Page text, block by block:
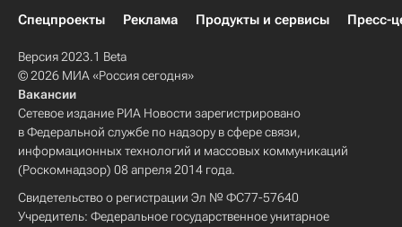
Спецпроекты
Реклама Продукты и сервисы Пресс-
Версия 2023.1 Beta
© 2026 МИА «Россия сегодня»
Вакансии
Сетевое издание РИА Новости зарегистрировано
в Федеральной службе по надзору в сфере связи,
информационных технологий и массовых коммуникаций
(Роскомнадзор) 08 апреля 2014 года.
Свидетельство о регистрации Эл № ФС77-57640
Учредитель: Федеральное государственное унитарное